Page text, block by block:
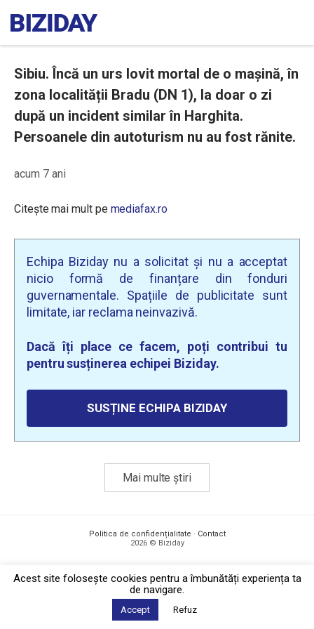
Sibiu. Încă un urs lovit mortal de o mașină, în
zona localității Bradu (DN 1), la doar o zi
după un incident similar în Harghita.
Persoanele din autoturism nu au fost rănite.
acum 7 ani
Citește mai mult pe mediafax.ro
Echipa Biziday nu a solicitat și nu a acceptat
nicio formă de finanțare din fonduri
guvernamentale. Spațiile de publicitate sunt
limitate, iar reclama neinvazivă.
Dacă îți place ce facem, poți contribui tu
pentru susținerea echipei Biziday.
SUSȚINE ECHIPA BIZIDAY
Mai multe știri
Politica de confidențialitate · Contact
2026 © Biziday
Acest site foloseşte cookies pentru a îmbunătăți experiența ta
de navigare.
Accept Refuz